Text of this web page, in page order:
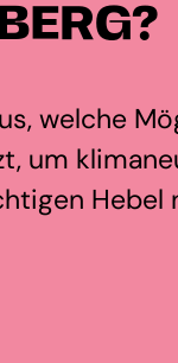
welche
um
Hebel